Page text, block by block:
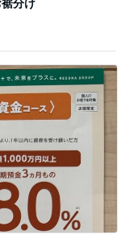
分け